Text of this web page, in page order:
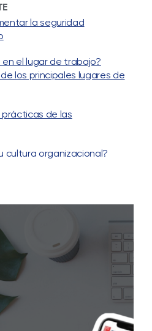
la seguridad
el lugar de trabajo?
los principales lugares de
de las
cultura organizacional?